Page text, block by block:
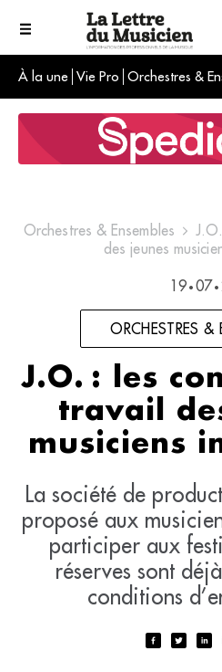
À la une Vie Pro Orchestres &
L'info du
Le numéro
Orchestres & Ensembles
des jeunes
19 • 07 •
ORCHESTRES &
J.O. : les
travail
musiciens
La société de
proposé aux
participer aux
réserves sont
conditions